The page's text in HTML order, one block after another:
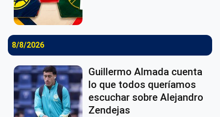
8/8/2026
Guillermo Almada cuenta
lo que todos queríamos
escuchar sobre Alejandro
Zendejas